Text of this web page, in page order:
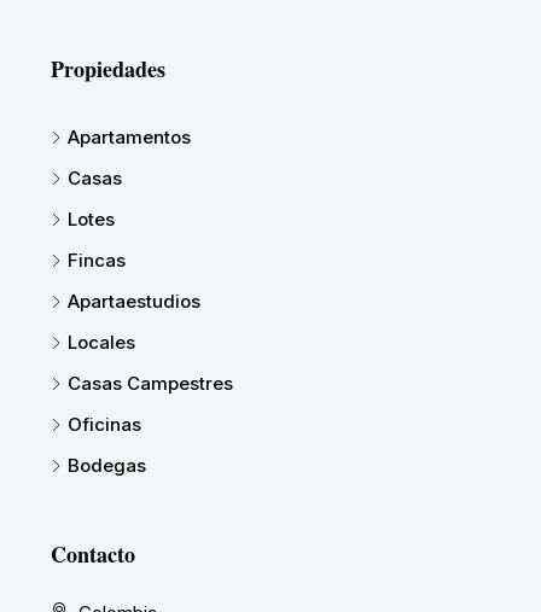
Propiedades
Apartamentos
Casas
Lotes
Fincas
Apartaestudios
Locales
Casas Campestres
Oficinas
Bodegas
Contacto